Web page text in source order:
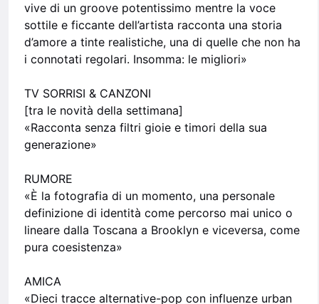
vive di un groove potentissimo mentre la voce
sottile e ficcante dell’artista racconta una storia
d’amore a tinte realistiche, una di quelle che non ha
i connotati regolari. Insomma: le migliori»
TV SORRISI & CANZONI
[tra le novità della settimana]
«Racconta senza filtri gioie e timori della sua
generazione»
RUMORE
«È la fotografia di un momento, una personale
definizione di identità come percorso mai unico o
lineare dalla Toscana a Brooklyn e viceversa, come
pura coesistenza»
AMICA
«Dieci tracce alternative-pop con influenze urban